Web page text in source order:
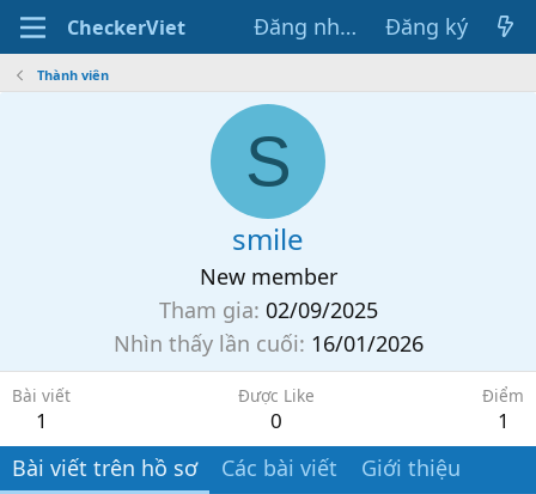
CheckerViet Đăng nhập Đăng ký
Thành viên
S
smile
New member
Tham gia 02/09/2025
Nhìn thấy lần cuối 16/01/2026
Bài viết
1
Được Like
0
Điểm
1
Bài viết trên hồ sơ Các bài viết Giới thiệu